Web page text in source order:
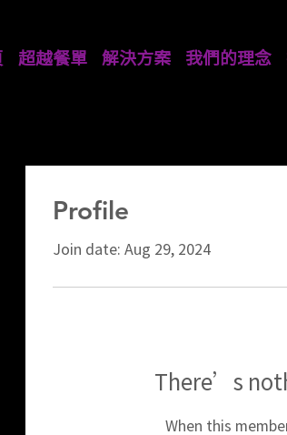
超越餐單 解決方案 我們的理念
Profile
Join date: Aug 29, 2024
There’s
When this